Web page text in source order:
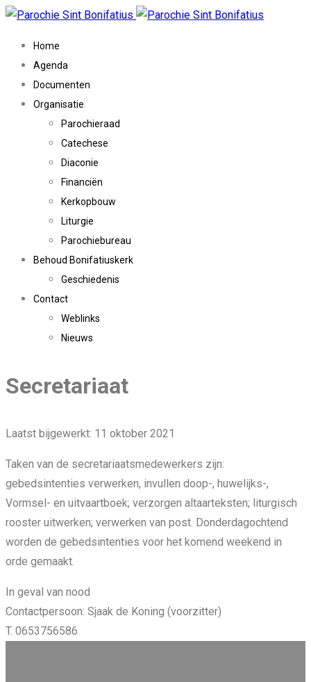
Home
Agenda
Documenten
Organisatie
Parochieraad
Catechese
Diaconie
Financiën
Kerkopbouw
Liturgie
Parochiebureau
Behoud Bonifatiuskerk
Geschiedenis
Contact
Weblinks
Nieuws
Secretariaat
Laatst bijgewerkt: 11 oktober 2021
Taken van de secretariaatsmedewerkers zijn:
gebedsintenties verwerken, invullen doop-, huwelijks-,
Vormsel- en uitvaartboek; verzorgen altaarteksten; liturgisch
rooster uitwerken; verwerken van post. Donderdagochtend
worden de gebedsintenties voor het komend weekend in
orde gemaakt.
In geval van nood
Contactpersoon: Sjaak de Koning (voorzitter)
T. 0653756586